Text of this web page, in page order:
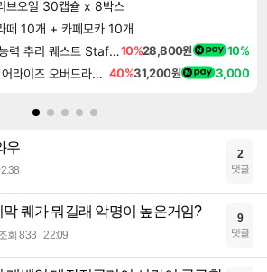
브오일 30캡슐 x 8박스
떼 10개 + 카페모카 10개
스테퍼 레트로 초능력 추리 퀘스트 Staffer Retro A Supernatural Mystery Quest10%28,800원 10%
나 혼자만 레벨업 어라이즈 오버드라이브 디럭스 에디션 Solo Leveling Arise Overdrive Deluxe Edition 40%31,200원 3,000
우 2
댓글
퀘가 뭐길래 악명이 높은거임?
회 833 22:09
9
댓글